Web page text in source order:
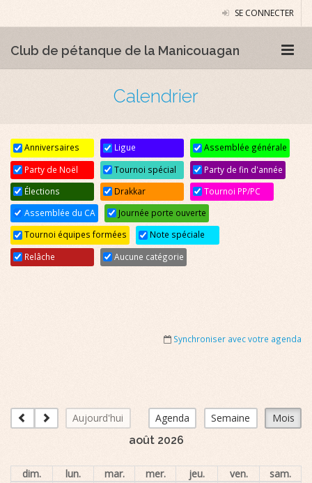
SE CONNECTER
Club de pétanque de la Manicouagan
Calendrier
Anniversaires Ligue
Assemblée générale
Party de Noël
Tournoi spécial
Party de fin d'année
Élections
Drakkar
Tournoi PP/PC
Assemblée du CA
Journée porte ouverte
Tournoi équipes formées
Note spéciale
Relâche
Aucune catégorie
Synchroniser avec votre agenda
Aujourd'hui Agenda Semaine
Mois
août 2026
dim. lun. mar. mer. jeu. ven.
sam.